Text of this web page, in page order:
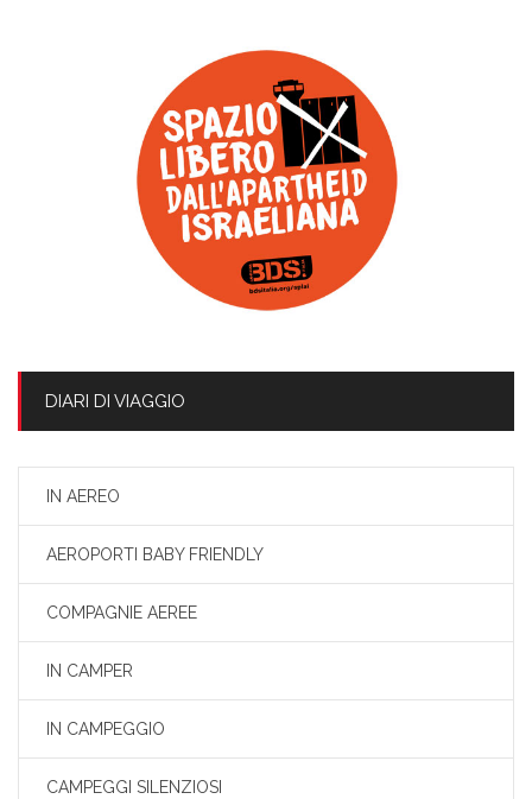
DIARI DI VIAGGIO
IN AEREO
AEROPORTI BABY FRIENDLY
COMPAGNIE AEREE
IN CAMPER
IN CAMPEGGIO
CAMPEGGI SILENZIOSI